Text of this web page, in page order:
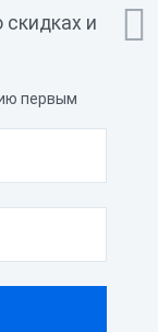

скидках и
первым